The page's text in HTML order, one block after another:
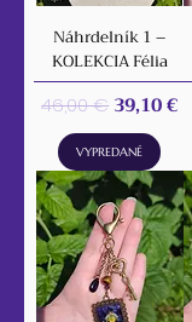
Náhrdelník 1 –
KOLEKCIA Félia
Normálna cena
46,00 € 39,10 €
VYPREDANÉ